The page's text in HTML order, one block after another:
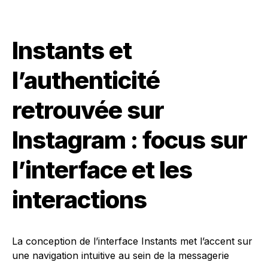
Instants et
l’authenticité
retrouvée sur
Instagram : focus sur
l’interface et les
interactions
La conception de l’interface Instants met l’accent sur
une navigation intuitive au sein de la messagerie